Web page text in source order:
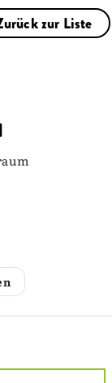
zur Liste